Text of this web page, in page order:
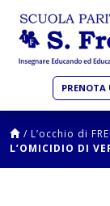
/ L’occhio di
L’OMICIDIO DI